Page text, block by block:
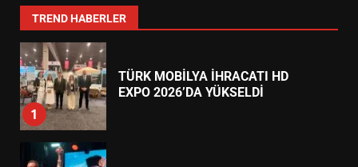
TREND HABERLER
7
1
TÜRK MOBİLYA İHRACATI HD
EXPO 2026’DA YÜKSELDİ